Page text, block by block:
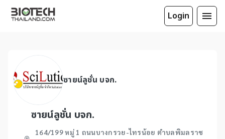
Login
ซายน์ลูชั่น บจก.
ซายน์ลูชั่น บจก.
164/199 หมู่ 1 ถนนบางกรวย-ไทรน้อย ตำบลพิมลราช